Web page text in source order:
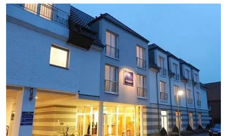
Für 8 Tage
Doppelzimmer Komfort Plus
2 Erwachsene und 2 Kinder